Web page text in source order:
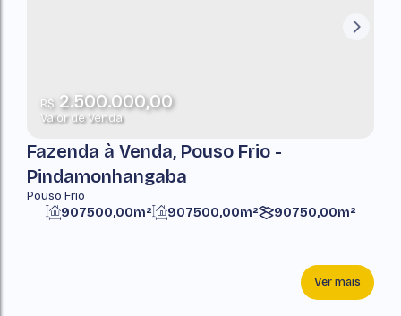
R$2.500.000,00
Valor de Venda
Fazenda à Venda, Pouso Frio -
Pindamonhangaba
Pouso Frio
907500,00m² 907500,00m² 90750,00m²
Ver mais